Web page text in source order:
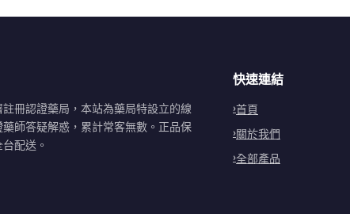
冊認證藥局，本站為藥局特設立的線
藥師答疑解惑，累計常客無數。正品保
配送。
快速連結
首頁
關於我們
全部產品